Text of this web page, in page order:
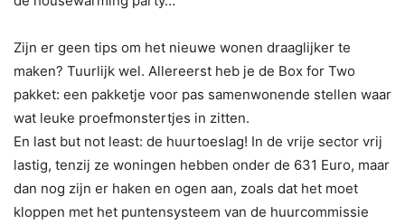
Zijn er geen tips om het nieuwe wonen draaglijker te
maken? Tuurlijk wel. Allereerst heb je de Box for Two
pakket: een pakketje voor pas samenwonende stellen waar
wat leuke proefmonstertjes in zitten.
En last but not least: de huurtoeslag! In de vrije sector vrij
lastig, tenzij ze woningen hebben onder de 631 Euro, maar
dan nog zijn er haken en ogen aan, zoals dat het moet
kloppen met het puntensysteem van de huurcommissie